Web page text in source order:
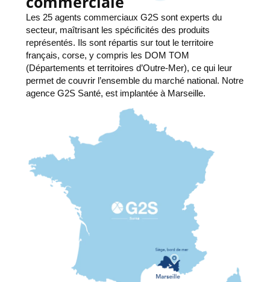
Les 25 agents commerciaux G2S sont experts du
secteur, maîtrisant les spécificités des produits
représentés. Ils sont répartis sur tout le territoire
français, corse, y compris les DOM TOM
(Départements et territoires d’Outre-Mer), ce qui leur
permet de couvrir l’ensemble du marché national. Notre
agence G2S Santé, est implantée à Marseille.